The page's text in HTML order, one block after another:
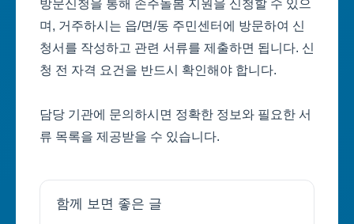
방문신청을 통해 손주돌봄 지원을 신청할 수 있으
며, 거주하시는 읍/면/동 주민센터에 방문하여 신
청서를 작성하고 관련 서류를 제출하면 됩니다. 신
청 전 자격 요건을 반드시 확인해야 합니다.
담당 기관에 문의하시면 정확한 정보와 필요한 서
류 목록을 제공받을 수 있습니다.
함께 보면 좋은 글